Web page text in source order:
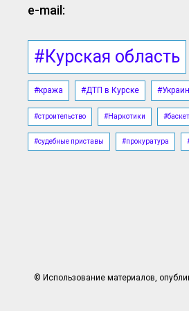
e-mail:
#Курская область
#кража #ДТП в Курске
#строительство #Наркотики
#судебные приставы #прокуратура
© Использование материалов,